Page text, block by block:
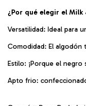
¿Por qué elegir el Milk
Versatilidad: Ideal para
Comodidad: El algodón
Estilo: ¡Porque el negro
Apto frio: